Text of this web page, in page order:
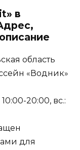
в
область
«Водник»
20:00, вс.:
для